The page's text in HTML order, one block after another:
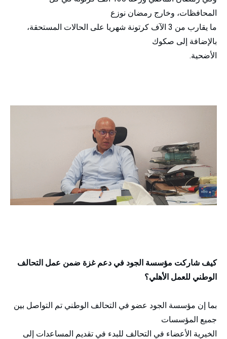
المحافظات، وخارج رمضان نوزع
ما يقارب من 3 الآف كرتونة شهريا على الحالات المستحقة،
بالإضافة إلى صكوك
الأضحية.
كيف شاركت مؤسسة الجود في دعم غزة ضمن عمل التحالف
الوطني للعمل الأهلي؟
بما إن مؤسسة الجود عضو في التحالف الوطني تم التواصل بين
جميع المؤسسات
الخيرية الأعضاء في التحالف للبدء في تقديم المساعدات إلى